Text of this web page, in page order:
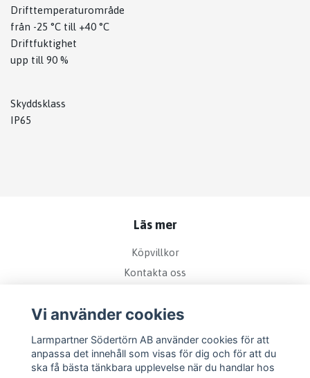
Drifttemperaturområde
från -25 °C till +40 °C
Driftfuktighet
upp till 90 %
Skyddsklass
IP65
Läs mer
Köpvillkor
Kontakta oss
Sociala medier
Vi använder cookies
Larmpartner Södertörn AB använder cookies för att
anpassa det innehåll som visas för dig och för att du
ska få bästa tänkbara upplevelse när du handlar hos